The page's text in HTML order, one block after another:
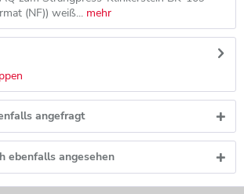
(NF)) weiß... mehr
angefragt
ebenfalls angesehen